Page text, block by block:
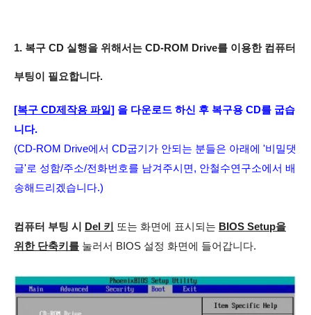
1. 복구 CD 실행을 위해서는 CD-ROM Drive를 이용한 컴퓨터
부팅이 필요합니다.
[복구 CD제작용 파일] 을 다운로드 하신 후 복구용 CD를 굽습
니다.
(CD-ROM Drive에서 CD굽기가 안되는 분들은 아래에 '비밀댓
글'로 성함/주소/전화번호를 남겨주시면, 안철수연구소에서 배
송해드리겠습니다.)
컴퓨터 부팅 시 Del 키 또는 화면에 표시되는 BIOS Setup을
위한 단축키를 눌러서 BIOS 설정 화면에 들어갑니다.